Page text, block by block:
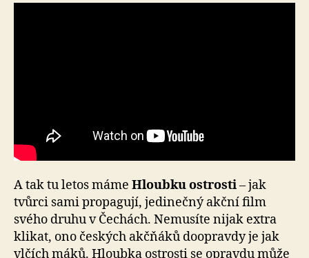
A tak tu letos máme Hloubku ostrosti– jak
tvůrci sami propagují, jedinečný akční film
svého druhu v Čechách. Nemusíte nijak extra
klikat, ono českých akčňáků doopravdy je jak
vlčích máků. Hloubka ostrosti se opravdu může